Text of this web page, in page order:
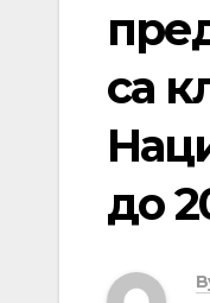
са
до